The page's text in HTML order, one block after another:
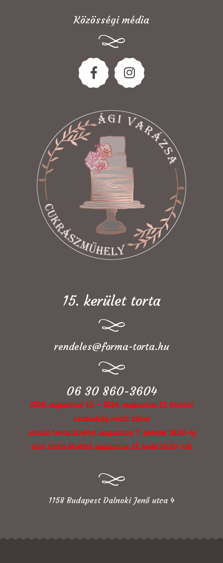
Közösségi média
15. kerület torta
rendeles@forma-torta.hu
06 30 860-3604
2026. augusztus 10. - 2026. augusztus 22. között
szabadság miatt zárva
utolsó torta átvétel augusztus 7. péntek 18:30-ig
első torta átvétel augusztus 25. kedd 16:30-tól
1158 Budapest Dalnoki Jenő utca 4